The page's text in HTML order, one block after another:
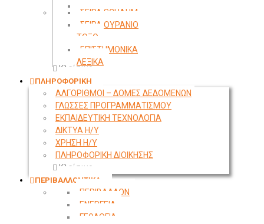
ΣΕΙΡΑ SCHAUM
ΣΕΙΡΑ ΟΥΡΑΝΙΟ
ΤΟΞΟ
ΕΠΙΣΤΗΜΟΝΙΚΑ
ΛΕΞΙΚΑ
Κλείσιμο
ΠΛΗΡΟΦΟΡΙΚΗ
ΑΛΓΟΡΙΘΜΟΙ – ΔΟΜΕΣ ΔΕΔΟΜΕΝΩΝ
ΓΛΩΣΣΕΣ ΠΡΟΓΡΑΜΜΑΤΙΣΜΟΥ
ΕΚΠΑΙΔΕΥΤΙΚΗ ΤΕΧΝΟΛΟΓΙΑ
ΔΙΚΤΥΑ Η/Υ
ΧΡΗΣΗ Η/Υ
ΠΛΗΡΟΦΟΡΙΚΗ ΔΙΟΙΚΗΣΗΣ
Κλείσιμο
ΠΕΡΙΒΑΛΛΟΝΤΙΚΑ
ΠΕΡΙΒΑΛΛΟΝ
ΕΝΕΡΓΕΙΑ
ΓΕΩΛΟΓΙΑ